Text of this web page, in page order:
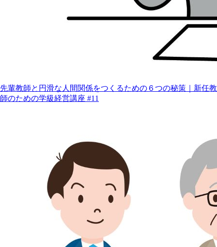
先輩教師と円滑な人間関係をつくるための６つの秘策｜新任教
師のための学級経営講座 #11